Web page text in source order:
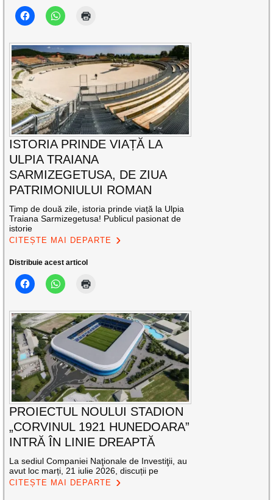
ISTORIA PRINDE VIAȚĂ LA
ULPIA TRAIANA
SARMIZEGETUSA, DE ZIUA
PATRIMONIULUI ROMAN
Timp de două zile, istoria prinde viață la Ulpia
Traiana Sarmizegetusa! Publicul pasionat de
istorie
CITEȘTE MAI DEPARTE
Distribuie acest articol
PROIECTUL NOULUI STADION
„CORVINUL 1921 HUNEDOARA”
INTRĂ ÎN LINIE DREAPTĂ
La sediul Companiei Naţionale de Investiţii, au
avut loc marți, 21 iulie 2026, discuții pe
CITEȘTE MAI DEPARTE